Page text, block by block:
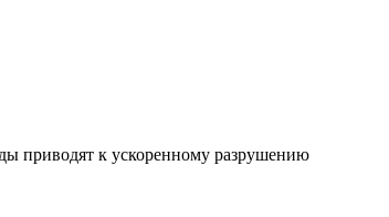
приводят к ускоренному разрушению